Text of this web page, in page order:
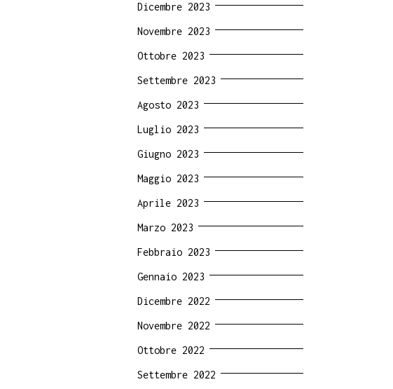
Dicembre 2023
Novembre 2023
Ottobre 2023
Settembre 2023
Agosto 2023
Luglio 2023
Giugno 2023
Maggio 2023
Aprile 2023
Marzo 2023
Febbraio 2023
Gennaio 2023
Dicembre 2022
Novembre 2022
Ottobre 2022
Settembre 2022